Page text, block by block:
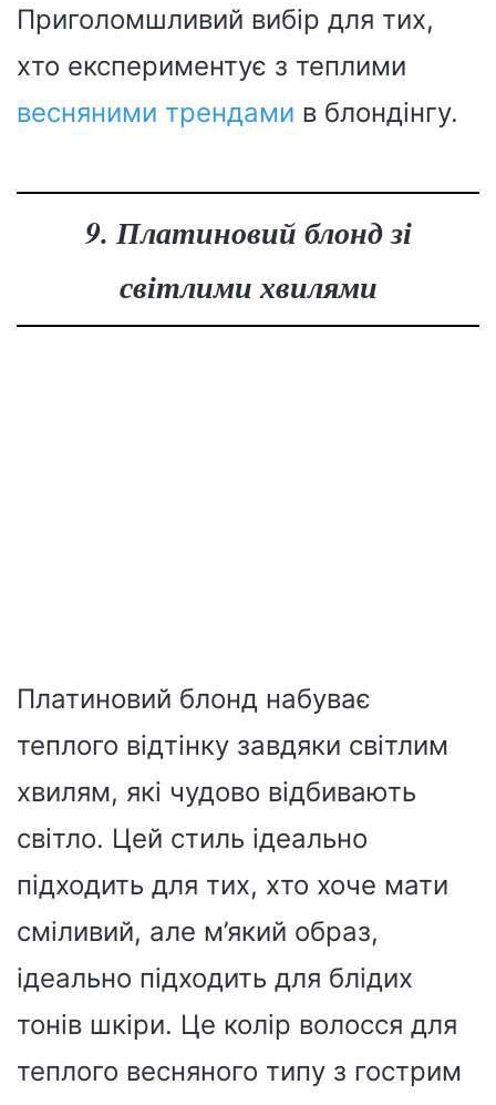
Приголомшливий вибір для тих,
хто експериментує з теплими
весняними трендами в блондінгу.
9. Платиновий блонд зі
світлими хвилями
Платиновий блонд набуває
теплого відтінку завдяки світлим
хвилям, які чудово відбивають
світло. Цей стиль ідеально
підходить для тих, хто хоче мати
сміливий, але м’який образ,
ідеально підходить для блідих
тонів шкіри. Це колір волосся для
теплого весняного типу з гострим